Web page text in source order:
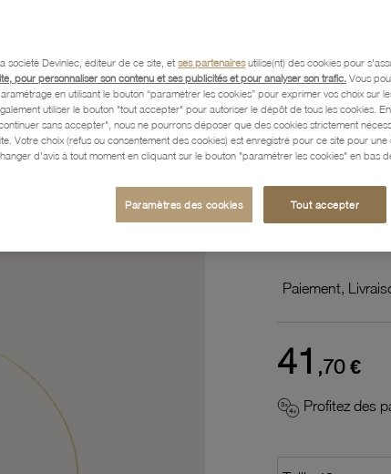
Référence :
Description
Caractéristiques
Paiement,
41 ,70 €
Profitez des
société Devinlec, éditeur de ce site, et ses partenairesutilise(nt) des cookies pour
pour personnaliser son contenu et ses publicités et pour analyser son trafic. Vous
en utilisant le bouton “paramétrer les cookies” pour exprimer vos choix sur
utiliser le bouton "tout accepter" pour autoriser le dépôt de tous les cookies.
sans accepter", nous ne pourrons déposer que des cookies strictement
Votre choix (refus ou consentement des cookies) est enregistré pour ce site pour
d'avis à tout moment en cliquant sur le bouton "paramétrer les cookies" en bas
Paramètres des cookies Tout accepter